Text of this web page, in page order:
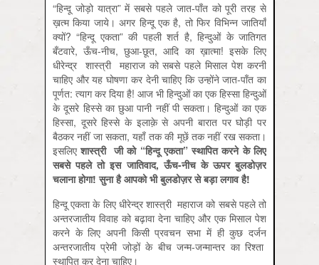
“हिन्दू जोड़ो यात्रा” में सबसे पहले जात-पाँत को पूरी तरह से
ख़त्म किया जाये। अगर हिन्दू एक है, तो फिर विभिन्न जातियाँ
क्यों? “हिन्दू एकता” की पहली शर्त है, हिन्दुओं के जातिगत
बँटवारे, ऊँच-नीच, छुआ-छूत, आदि का ख़ात्मा! इसके लिए
धीरेन्द्र शास्त्री महाराज को सबसे पहले मिसाल पेश करनी
चाहिए और यह घोषणा कर देनी चाहिए कि उन्होंने जात-पाँत का
पूर्णत: त्याग कर दिया है! आज भी हिन्दुओं का एक हिस्सा हिन्दुओं
के दूसरे हिस्से का छुआ पानी नहीं पी सकता। हिन्दुओं का एक
हिस्सा, दूसरे हिस्से के इलाक़े से अपनी बारात पर घोड़ी पर
बैठकर नहीं जा सकता, यहाँ तक की मूछें तक नहीं रख सकता।
इसलिएशास्त्रीजीको “हिन्दूएकता”स्थापितकरनेकेलिए
सबसेपहलेतोइसजातिवाद,ऊँच-नीचकेऊपरबुलडोज़र
चलानाहोगा!सुनाहैआपकोभीबुलडोज़रसेबड़ालगावहै!
हिन्दू एकता के लिए धीरेन्द्र शास्त्री महाराज को सबसे पहले तो
अन्तरजातीय विवाह को बढ़ावा देना चाहिए और एक मिसाल पेश
करने के लिए अपनी किसी प्रवचन सभा में ही कुछ दर्जन
अन्तरजातीय प्रेमी जोड़ों के बीच जन्म-जन्मान्तर का रिश्ता
स्थापित कर देना चाहिए।